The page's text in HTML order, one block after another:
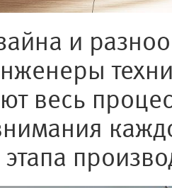
и
весь